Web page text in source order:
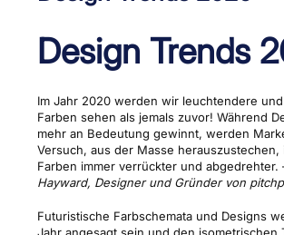
Design Trends
Im Jahr 2020 werden wir leuchtendere
Farben sehen als jemals zuvor! Während
mehr an Bedeutung gewinnt, werden
Versuch, aus der Masse herauszustechen,
Farben immer verrückter und abgedrehter.
Hayward, Designer und Gründer von
Futuristische Farbschemata und Designs